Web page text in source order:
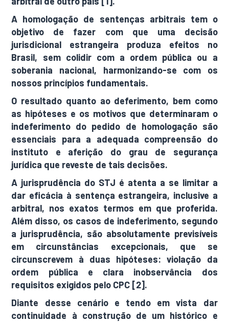
A homologação de sentenças arbitrais tem o
objetivo de fazer com que uma decisão
jurisdicional estrangeira produza efeitos no
Brasil, sem colidir com a ordem pública ou a
soberania nacional, harmonizando-se com os
nossos princípios fundamentais.
O resultado quanto ao deferimento, bem como
as hipóteses e os motivos que determinaram o
indeferimento do pedido de homologação são
essenciais para a adequada compreensão do
instituto e aferição do grau de segurança
jurídica que reveste de tais decisões.
A jurisprudência do STJ é atenta a se limitar a
dar eficácia à sentença estrangeira, inclusive a
arbitral, nos exatos termos em que proferida.
Além disso, os casos de indeferimento, segundo
a jurisprudência, são absolutamente previsíveis
em circunstâncias excepcionais, que se
circunscrevem à duas hipóteses: violação da
ordem pública e clara inobservância dos
requisitos exigidos pelo CPC [2].
Diante desse cenário e tendo em vista dar
continuidade à construção de um histórico e